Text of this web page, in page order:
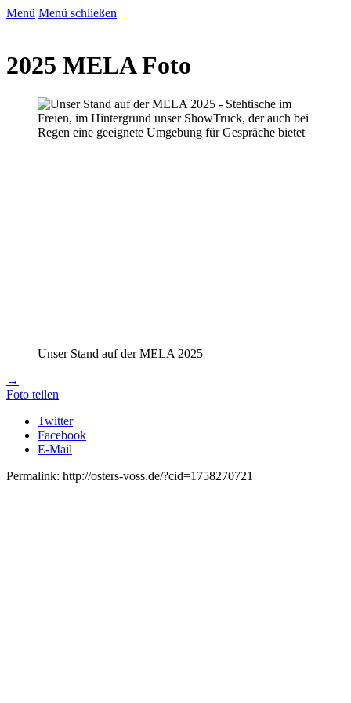
Menü Menü schließen
2025 MELA Foto
Unser Stand auf der MELA 2025
→
Foto teilen
Twitter
Facebook
E-Mail
Permalink: http://osters-voss.de/?cid=1758270721